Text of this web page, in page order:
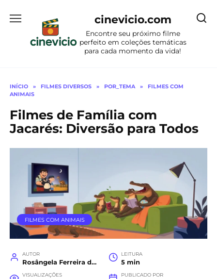
para
conteúdo
cinevicio.com
Encontre seu próximo filme
perfeito em coleções temáticas
para cada momento da vida!
INÍCIO » FILMES DIVERSOS » POR_TEMA »
FILMES COM
ANIMAIS
Filmes de Família com
Jacarés: Diversão para Todos
FILMES COM ANIMAIS
AUTOR
Rosângela Ferreira da Costa
LEITURA
5 min
VISUALIZAÇÕES PUBLICADO POR